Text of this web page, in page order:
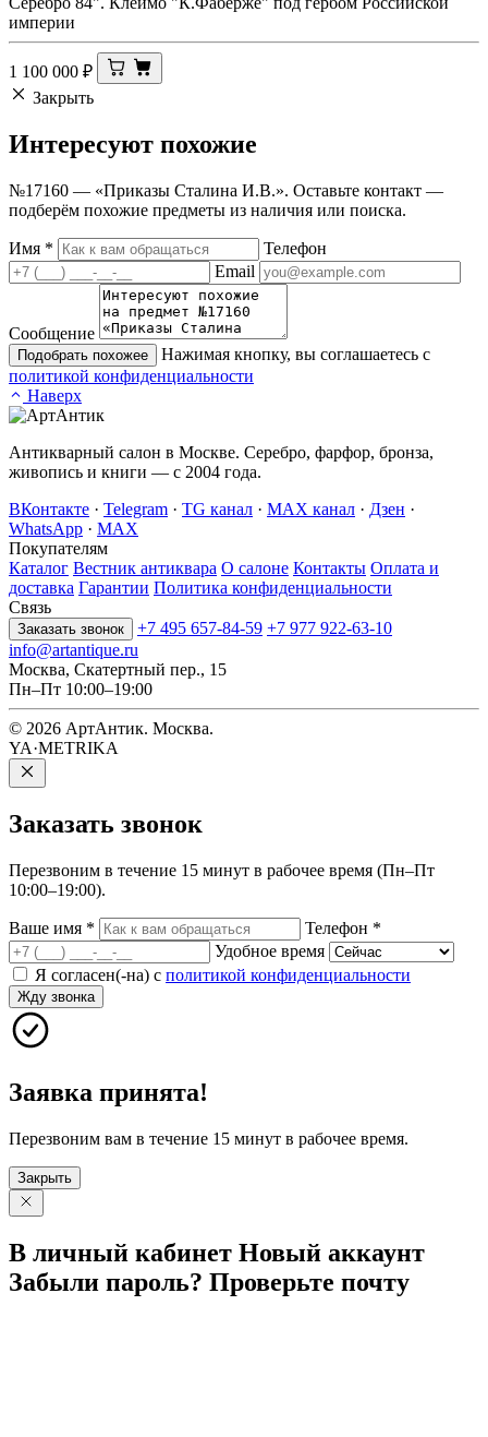
империи
1 100 000 ₽
Закрыть
Интересуют похожие
№17160 — «Приказы Сталина И.В.». Оставьте контакт —
подберём похожие предметы из наличия или поиска.
Имя *
Телефон
Email
Сообщение
Подобрать похожее
Нажимая кнопку, вы соглашаетесь с
политикой конфиденциальности
Наверх
Антикварный салон в Москве. Серебро, фарфор, бронза,
живопись и книги — с 2004 года.
ВКонтакте · Telegram · TG канал · MAX канал · Дзен ·
WhatsApp · MAX
Покупателям
Каталог Вестник антиквара О салоне Контакты Оплата и
доставка Гарантии Политика конфиденциальности
Связь
Заказать звонок +7 495 657-84-59 +7 977 922-63-10
info@artantique.ru
Москва, Скатертный пер., 15
Пн–Пт 10:00–19:00
© 2026 АртАнтик. Москва.
YA·METRIKA
Заказать звонок
Перезвоним в течение 15 минут в рабочее время (Пн–Пт
10:00–19:00).
Ваше имя * Телефон *
Удобное время
Я согласен(-на) с политикой конфиденциальности
Жду звонка
Заявка принята!
Перезвоним вам в течение 15 минут в рабочее время.
Закрыть
В личный кабинет Новый аккаунт
Забыли пароль? Проверьте почту